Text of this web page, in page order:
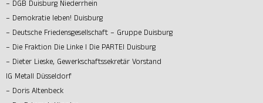
– DGB Duisburg Niederrhein
– Demokratie leben! Duisburg
– Deutsche Friedensgesellschaft – Gruppe Duisburg
– Die Fraktion Die Linke I Die PARTEI Duisburg
– Dieter Lieske, Gewerkschaftssekretär Vorstand
IG Metall Düsseldorf
– Doris Altenbeck